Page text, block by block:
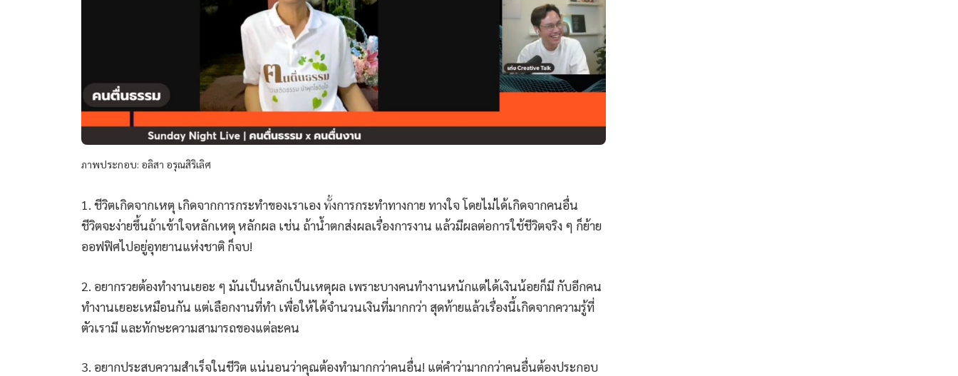
ภาพประกอบ: อลิสา อรุณสิริเลิศ
1. ชีวิตเกิดจากเหตุ เกิดจากการกระทำของเราเอง ทั้งการกระทำทางกาย ทางใจ โดยไม่ได้เกิดจากคนอื่น
ชีวิตจะง่ายขึ้นถ้าเข้าใจหลักเหตุ หลักผล เช่น ถ้าน้ำตกส่งผลเรื่องการงาน แล้วมีผลต่อการใช้ชีวิตจริง ๆ ก็ย้าย
ออฟฟิศไปอยู่อุทยานแห่งชาติ ก็จบ!
2. อยากรวยต้องทำงานเยอะ ๆ มันเป็นหลักเป็นเหตุผล เพราะบางคนทำงานหนักแต่ได้เงินน้อยก็มี กับอีกคน
ทำงานเยอะเหมือนกัน แต่เลือกงานที่ทำ เพื่อให้ได้จำนวนเงินที่มากกว่า สุดท้ายแล้วเรื่องนี้เกิดจากความรู้ที่
ตัวเรามี และทักษะความสามารถของแต่ละคน
3. อยากประสบความสำเร็จในชีวิต แน่นอนว่าคุณต้องทำมากกว่าคนอื่น! แต่คำว่ามากกว่าคนอื่นต้องประกอบ